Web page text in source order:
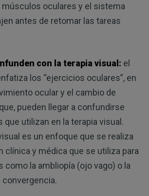
oculares y el sistema
antes de retomar las tareas
con la terapia visual: el
los “ejercicios oculares”, en
ocular y el cambio de
pueden llegar a confundirse
que utilizan en la terapia visual.
es un enfoque que se realiza
clínica y médica que se utiliza para
como la ambliopía (ojo vago) o la